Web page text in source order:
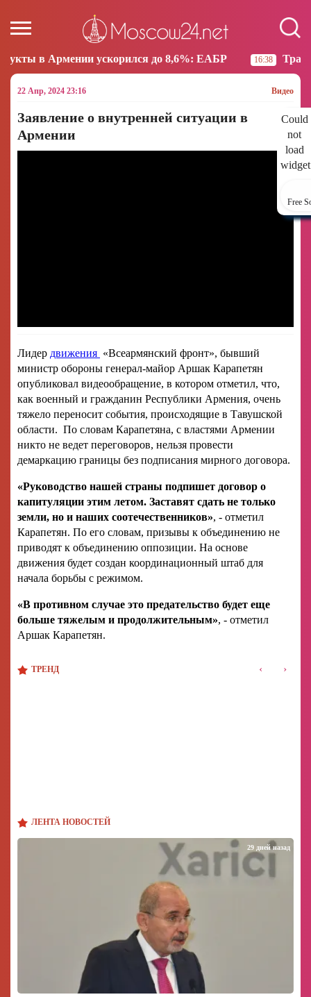
ускорился до 8,6%: ЕАБР 16:38 Трамп: США больше не
ЛЕНТА НОВОСТЕЙ
29 дней назад
22 Апр, 2024 23:16 Видео
Could
not
load
Free
Заявление о внутренней ситуации в
Армении
Лидер движения «Всеармянский фронт», бывший
министр обороны генерал-майор Аршак Карапетян
опубликовал видеообращение, в котором отметил, что,
как военный и гражданин Республики Армения, очень
тяжело переносит события, происходящие в Тавушской
области. По словам Карапетяна, с властями Армении
никто не ведет переговоров, нельзя провести
демаркацию границы без подписания мирного договора.
«Руководство нашей страны подпишет договор о
капитуляции этим летом. Заставят сдать не только
земли, но и наших соотечественников», - отметил
Карапетян. По его словам, призывы к объединению не
приводят к объединению оппозиции. На основе
движения будет создан координационный штаб для
начала борьбы с режимом.
«В противном случае это предательство будет еще
больше тяжелым и продолжительным», - отметил
Аршак Карапетян.
ТРЕНД ‹ ›